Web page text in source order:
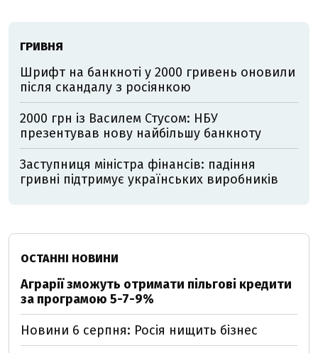
ГРИВНЯ
Шрифт на банкноті у 2000 гривень оновили
після скандалу з росіянкою
2000 грн із Василем Стусом: НБУ
презентував нову найбільшу банкноту
Заступниця міністра фінансів: падіння
гривні підтримує українських виробників
ОСТАННІ НОВИНИ
Аграрії зможуть отримати пільгові кредити
за програмою 5-7-9%
Новини 6 серпня: Росія нищить бізнес